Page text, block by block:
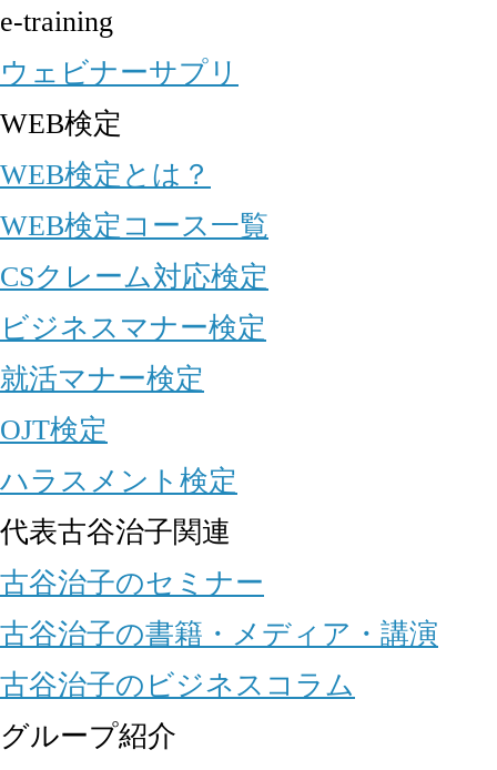
e-training
ウェビナーサプリ
WEB検定
WEB検定とは？
WEB検定コース一覧
CSクレーム対応検定
ビジネスマナー検定
就活マナー検定
OJT検定
ハラスメント検定
代表古谷治子関連
古谷治子のセミナー
古谷治子の書籍・メディア・講演
古谷治子のビジネスコラム
グループ紹介